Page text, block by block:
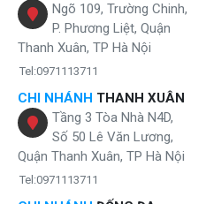
Ngõ 109, Trường Chinh,
P. Phương Liệt, Quận
Thanh Xuân, TP Hà Nội
Tel:0971113711
CHI NHÁNH THANH XUÂN
Tầng 3 Tòa Nhà N4D,
Số 50 Lê Văn Lương,
Quận Thanh Xuân, TP Hà Nội
Tel:0971113711